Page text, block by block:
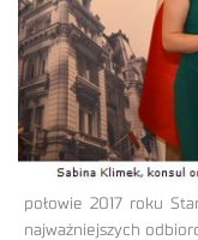
połowie 2017 roku
najważniejszych